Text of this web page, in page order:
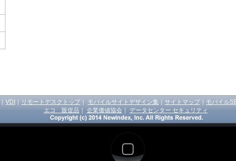
VDI リモートデスクトップ｜ モバイルサイトデザイン集 サイトマップ｜ モバイル
エコ 販促品
企業価値協会｜ データセンター セキュリティ